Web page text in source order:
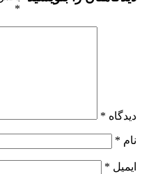
*
دیدگاه *
نام *
ایمیل *